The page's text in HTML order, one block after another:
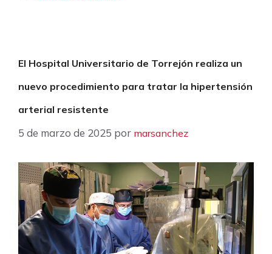
El Hospital Universitario de Torrejón realiza un
nuevo procedimiento para tratar la hipertensión
arterial resistente
5 de marzo de 2025 por marsanchez